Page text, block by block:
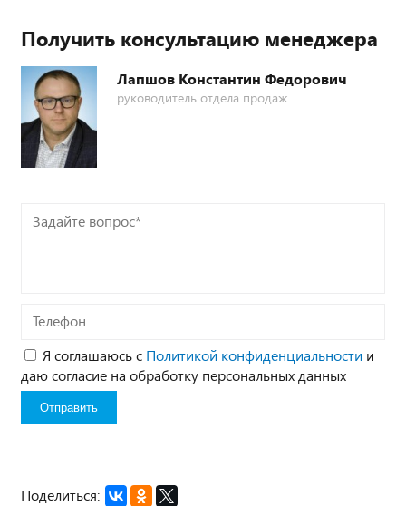
Получить консультацию менеджера
Лапшов Константин Федорович
руководитель отдела продаж
Задайте
Телефон
Я соглашаюсь с Политикой конфиденциальности и
даю согласие на обработку персональных данных
Поделиться: